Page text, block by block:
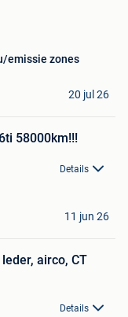
emissie zones
20 jul 26
58000km!!!
Details
11 jun 26
airco, CT
Details